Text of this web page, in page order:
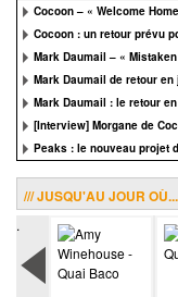
Cocoon – « Welcome
Cocoon : un retour prévu
Mark Daumail – «
Mark Daumail de retour
Mark Daumail : le retour
[Interview] Morgane de
Peaks : le nouveau projet
/// JUSQU'AU JOUR OÙ...
.